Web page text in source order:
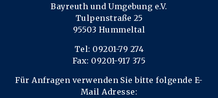
Bayreuth und Umgebung e.V.
Tulpenstraße 25
95503 Hummeltal
Tel: 09201-79 274
Fax: 09201-917 375
Für Anfragen verwenden Sie bitte folgende E-
Mail Adresse: